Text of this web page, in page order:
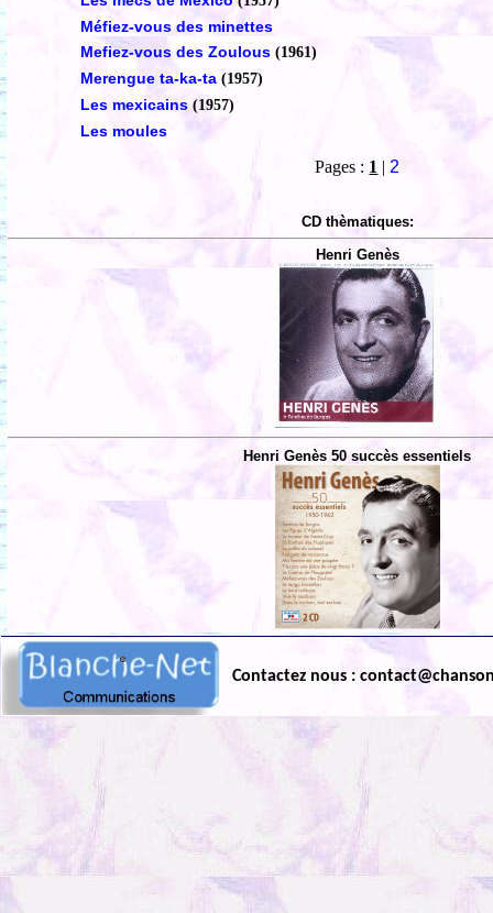
Méfiez-vous des minettes
Mefiez-vous des Zoulous (1961)
Merengue ta-ka-ta (1957)
Les mexicains (1957)
Les moules
Pages : 1 | 2
CD thèmatiques:
Henri Genès
Henri Genès 50 succès essentiels
Contactez nous :